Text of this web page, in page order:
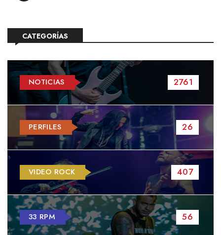
CATEGORÍAS
NOTICIAS 2761
PERFILES 26
VIDEO ROCK 407
33 RPM 56